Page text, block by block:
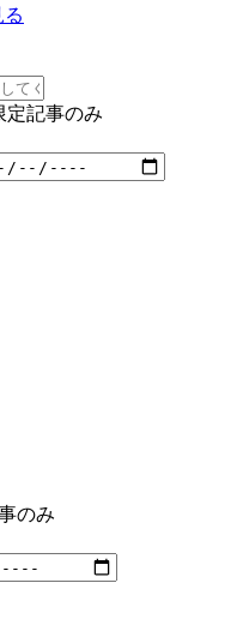
る
定記事のみ
のみ